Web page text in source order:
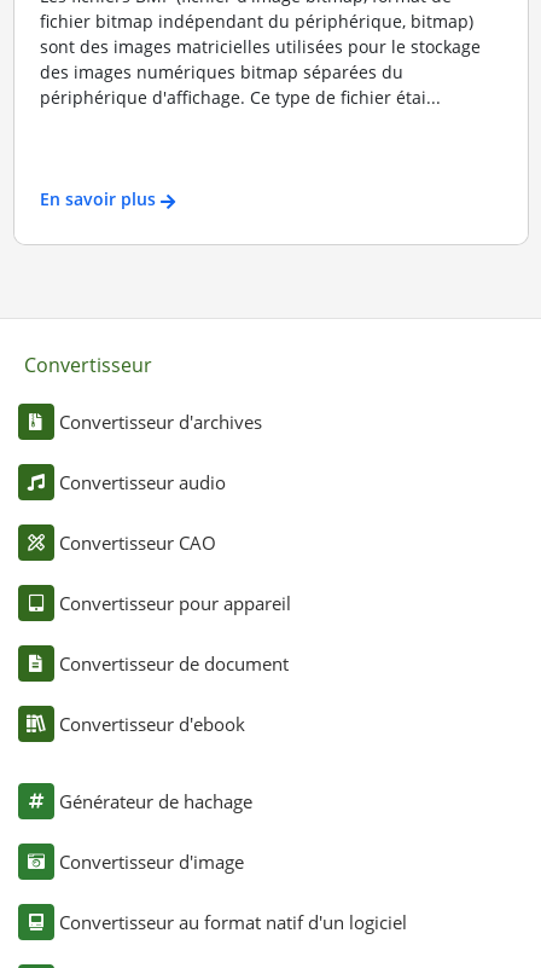
fichier bitmap indépendant du périphérique, bitmap)
sont des images matricielles utilisées pour le stockage
des images numériques bitmap séparées du
périphérique d'affichage. Ce type de fichier étai...
En savoir plus
Convertisseur
Convertisseur d'archives
Convertisseur audio
Convertisseur CAO
Convertisseur pour appareil
Convertisseur de document
Convertisseur d'ebook
Générateur de hachage
Convertisseur d'image
Convertisseur au format natif d'un logiciel